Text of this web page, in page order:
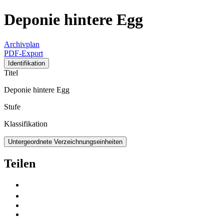
Deponie hintere Egg
Archivplan
PDF-Export
Identifikation
Titel
Deponie hintere Egg
Stufe
Klassifikation
Untergeordnete Verzeichnungseinheiten
Teilen